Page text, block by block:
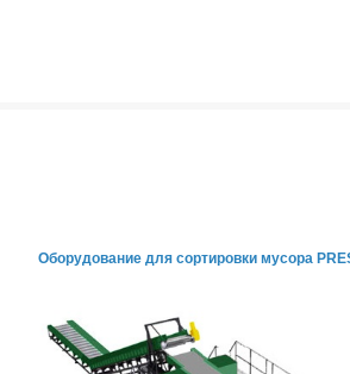
Оборудование для сортировки мусора